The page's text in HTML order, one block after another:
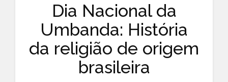
Dia Nacional da
Umbanda: História
da religião de origem
brasileira